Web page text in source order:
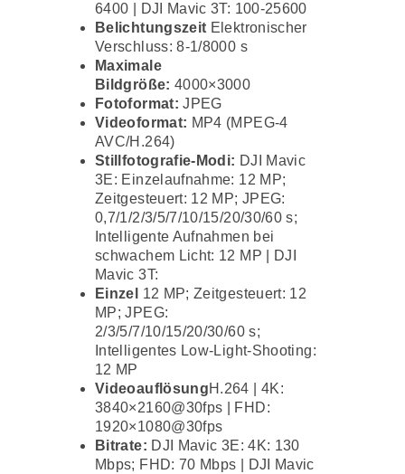
6400 | DJI Mavic 3T: 100-25600
Belichtungszeit Elektronischer
Verschluss: 8-1/8000 s
Maximale
Bildgröße: 4000×3000
Fotoformat: JPEG
Videoformat: MP4 (MPEG-4
AVC/H.264)
Stillfotografie-Modi: DJI Mavic
3E: Einzelaufnahme: 12 MP;
Zeitgesteuert: 12 MP; JPEG:
0,7/1/2/3/5/7/10/15/20/30/60 s;
Intelligente Aufnahmen bei
schwachem Licht: 12 MP | DJI
Mavic 3T:
Einzel
12 MP; Zeitgesteuert: 12
MP; JPEG:
2/3/5/7/10/15/20/30/60 s;
Intelligentes Low-Light-Shooting:
12 MP
VideoauflösungH.264 | 4K:
3840×2160@30fps | FHD:
1920×1080@30fps
Bitrate: DJI Mavic 3E: 4K: 130
Mbps; FHD: 70 Mbps | DJI Mavic